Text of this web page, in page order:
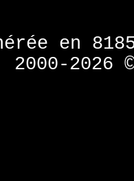
en
2000-2026